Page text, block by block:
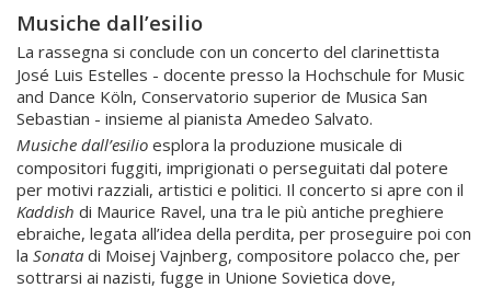
Musiche dall’esilio
La rassegna si conclude con un concerto del clarinettista
José Luis Estelles - docente presso la Hochschule for Music
and Dance Köln, Conservatorio superior de Musica San
Sebastian - insieme al pianista Amedeo Salvato.
Musiche dall’esilio esplora la produzione musicale di
compositori fuggiti, imprigionati o perseguitati dal potere
per motivi razziali, artistici e politici. Il concerto si apre con il
Kaddish di Maurice Ravel, una tra le più antiche preghiere
ebraiche, legata all’idea della perdita, per proseguire poi con
la Sonata di Moisej Vajnberg, compositore polacco che, per
sottrarsi ai nazisti, fugge in Unione Sovietica dove,